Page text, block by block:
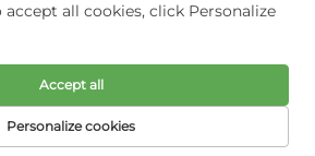
Politica de Confidențialitate
all cookies, click Personalize
Personalize cookies
Accept all